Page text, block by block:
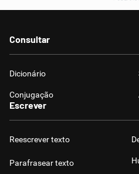
Consultar
Dicionário
Conjugação
Escrever
Reescrever texto
Parafrasear texto